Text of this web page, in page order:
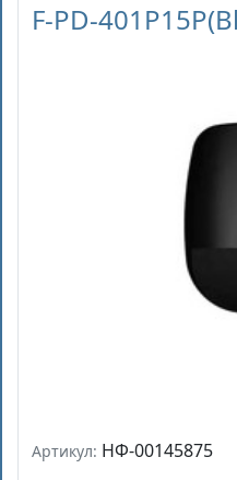
F-PD-
Артикул: НФ-00145875